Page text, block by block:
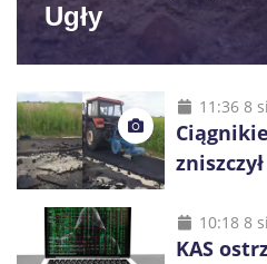
Ugły
11:36 8
60-latka
10:18 8
KAS